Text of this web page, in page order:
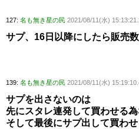
127: 名も無き星の民 2021/08/11(水)
サプ、16日以降にしたら販売
139: 名も無き星の民 2021/08/11(水)
サプを出さないのは
先にスタレ連発して買わせる
そして最後にサプ出して買わ